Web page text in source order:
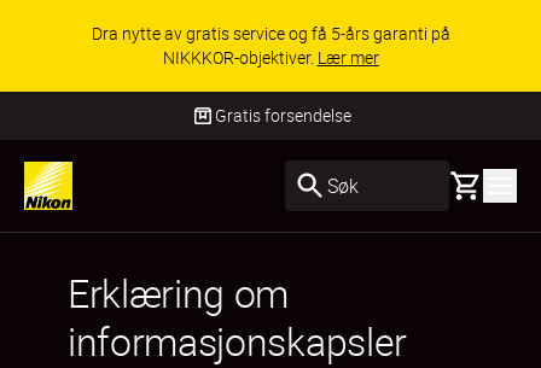
Dra nytte av gratis service og få 5-års garanti på
NIKKKOR-objektiver. Lær mer
Gratis forsendelse
Søk Basket
Erklæring om
informasjonskapsler